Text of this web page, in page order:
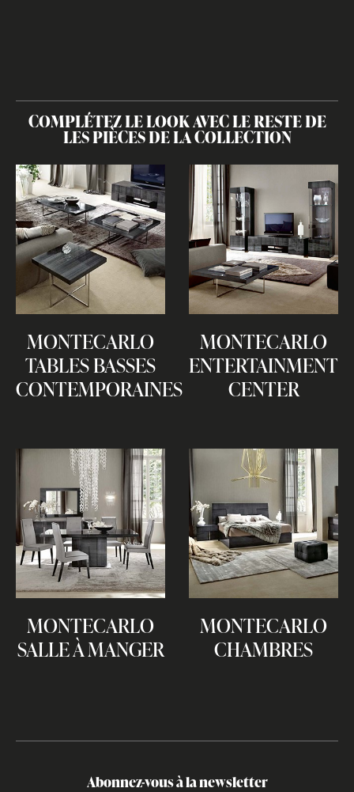
COMPLÉTEZ LE LOOK AVEC LE RESTE DE
LES PIÈCES DE LA COLLECTION
MONTECARLO
TABLES BASSES
CONTEMPORAINES
MONTECARLO
ENTERTAINMENT
CENTER
MONTECARLO
SALLE À MANGER
MONTECARLO
CHAMBRES
Abonnez-vous à la newsletter